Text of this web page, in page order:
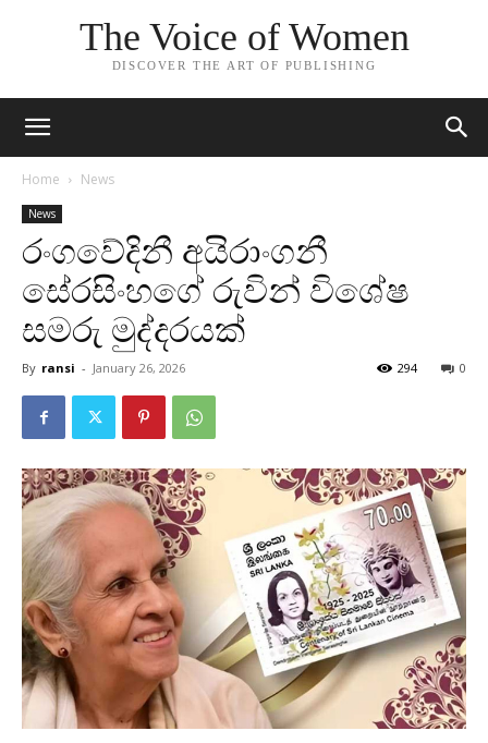
The Voice of Women
DISCOVER THE ART OF PUBLISHING
Home News
News
රංගවේදිනී අයිරාංගනී
සේරසිංහගේ රුවින් විශේෂ
සමරු මුද්දරයක්
By ransi - January 26, 2026 0
294